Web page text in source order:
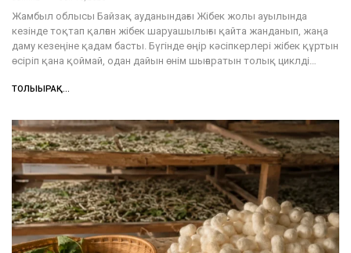
Жамбыл облысы Байзақ ауданындағы Жібек жолы ауылында
кезінде тоқтап қалған жібек шаруашылығы қайта жанданып, жаңа
даму кезеңіне қадам басты. Бүгінде өңір кәсіпкерлері жібек құртын
өсіріп қана қоймай, одан дайын өнім шығаратын толық циклді…
ТОЛЫҒЫРАҚ...